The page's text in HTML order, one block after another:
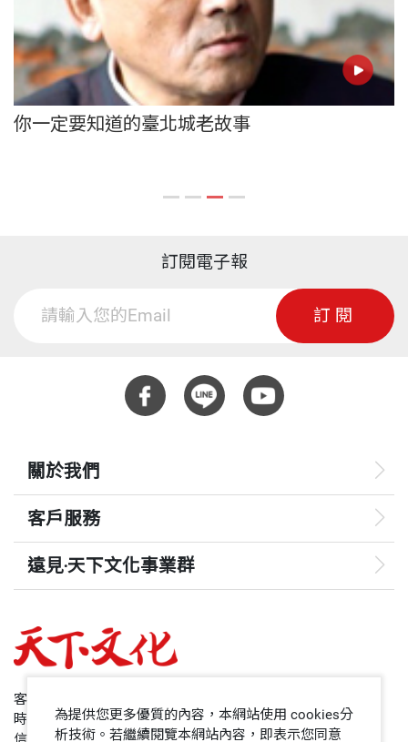
你一定要知道的臺北城老故事
訂閱電子報
訂閱
關於我們
客戶服務
遠見‧天下文化事業群
哈佛商業評論
領導影響力學院
客服專線：+886 2 2662-0012
時間：週一~週五9:00~12:30;13:30~17:00
為提供您更多優質的內容，本網站使用 cookies分
析技術。若繼續閱覽本網站內容，即表示您同意